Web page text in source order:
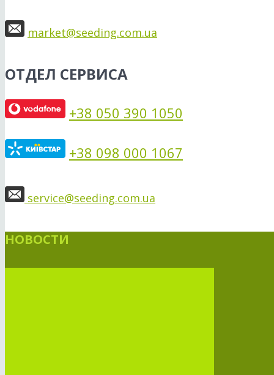
market@seeding.com.ua
ОТДЕЛ СЕРВИСА
+38 050 390 1050
+38 098 000 1067
service@seeding.com.ua
НОВОСТИ